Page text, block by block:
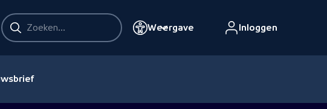
Zoeken
Zoeken
Weergave Inloggen